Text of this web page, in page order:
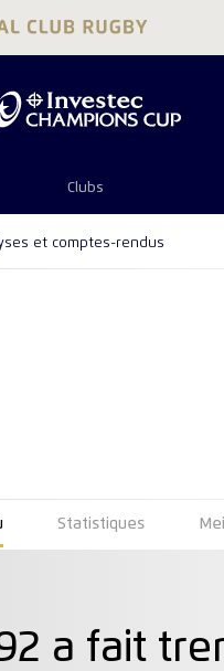
Clubs
et comptes-rendus
Statistiques
a fait